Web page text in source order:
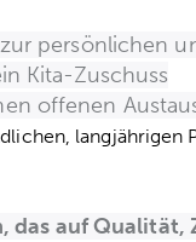
persönlichen
Kita-Zuschuss
offenen
langjährigen
das auf